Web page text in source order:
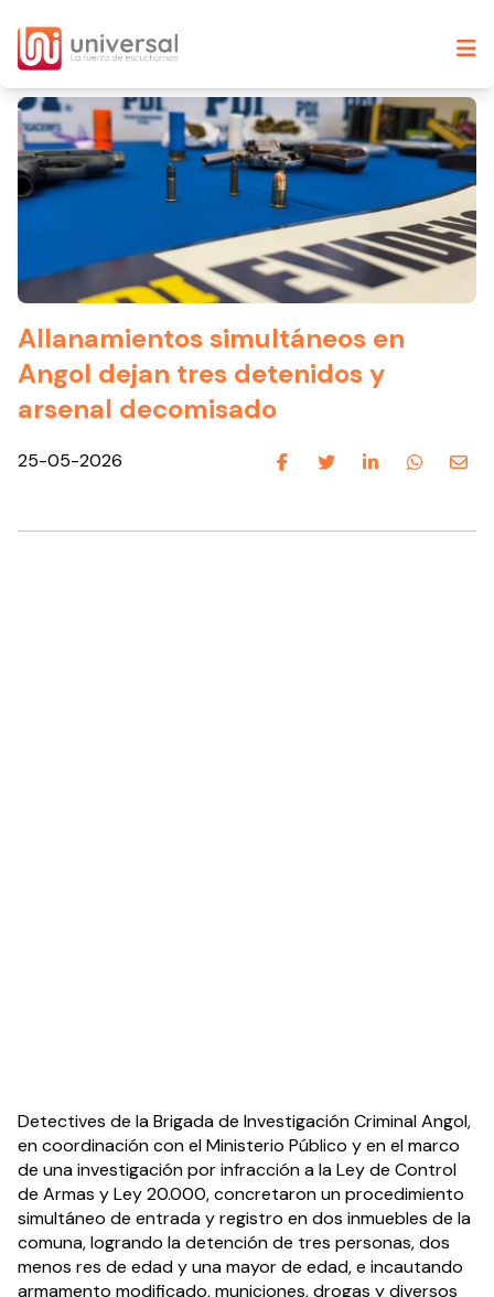
Allanamientos simultáneos en
Angol dejan tres detenidos y
arsenal decomisado
25-05-2026
Detectives de la Brigada de Investigación Criminal Angol,
en coordinación con el Ministerio Público y en el marco
de una investigación por infracción a la Ley de Control
de Armas y Ley 20.000, concretaron un procedimiento
simultáneo de entrada y registro en dos inmuebles de la
comuna, logrando la detención de tres personas, dos
menos res de edad y una mayor de edad, e incautando
armamento modificado, municiones, drogas y diversos